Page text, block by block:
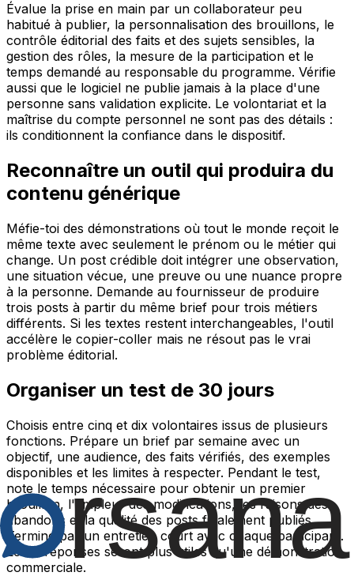
Évalue la prise en main par un collaborateur peu
habitué à publier, la personnalisation des brouillons, le
contrôle éditorial des faits et des sujets sensibles, la
gestion des rôles, la mesure de la participation et le
temps demandé au responsable du programme. Vérifie
aussi que le logiciel ne publie jamais à la place d'une
personne sans validation explicite. Le volontariat et la
maîtrise du compte personnel ne sont pas des détails :
ils conditionnent la confiance dans le dispositif.
Reconnaître un outil qui produira du
contenu générique
Méfie-toi des démonstrations où tout le monde reçoit le
même texte avec seulement le prénom ou le métier qui
change. Un post crédible doit intégrer une observation,
une situation vécue, une preuve ou une nuance propre
à la personne. Demande au fournisseur de produire
trois posts à partir du même brief pour trois métiers
différents. Si les textes restent interchangeables, l'outil
accélère le copier-coller mais ne résout pas le vrai
problème éditorial.
Organiser un test de 30 jours
Choisis entre cinq et dix volontaires issus de plusieurs
fonctions. Prépare un brief par semaine avec un
objectif, une audience, des faits vérifiés, des exemples
disponibles et les limites à respecter. Pendant le test,
note le temps nécessaire pour obtenir un premier
brouillon, l'ampleur des modifications, les raisons des
abandons et la qualité des posts finalement publiés.
Termine par un entretien court avec chaque participant.
Leurs réponses seront plus utiles qu'une démonstration
commerciale.